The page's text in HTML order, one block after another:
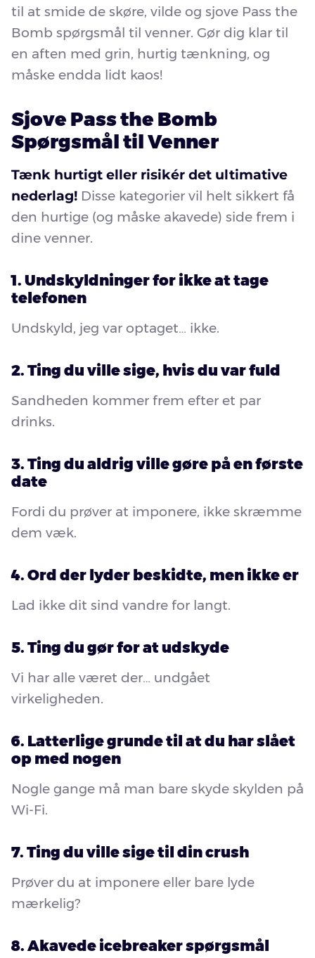
til at smide de skøre, vilde og sjove Pass the
Bomb spørgsmål til venner. Gør dig klar til
en aften med grin, hurtig tænkning, og
måske endda lidt kaos!
Sjove Pass the Bomb
Spørgsmål til Venner
Tænk hurtigt eller risikér det ultimative
nederlag! Disse kategorier vil helt sikkert få
den hurtige (og måske akavede) side frem i
dine venner.
1. Undskyldninger for ikke at tage
telefonen
Undskyld, jeg var optaget… ikke.
2. Ting du ville sige, hvis du var fuld
Sandheden kommer frem efter et par
drinks.
3. Ting du aldrig ville gøre på en første
date
Fordi du prøver at imponere, ikke skræmme
dem væk.
4. Ord der lyder beskidte, men ikke er
Lad ikke dit sind vandre for langt.
5. Ting du gør for at udskyde
Vi har alle været der… undgået
virkeligheden.
6. Latterlige grunde til at du har slået
op med nogen
Nogle gange må man bare skyde skylden på
Wi-Fi.
7. Ting du ville sige til din crush
Prøver du at imponere eller bare lyde
mærkelig?
8. Akavede icebreaker spørgsmål